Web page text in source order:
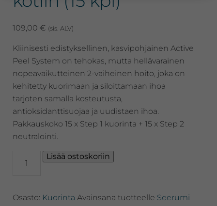
109,00 € (sis. ALV)
Kliinisesti edistyksellinen, kasvipohjainen Active
Peel System on tehokas, mutta hellävarainen
nopeavaikutteinen 2-vaiheinen hoito, joka on
kehitetty kuorimaan ja siloittamaan ihoa
tarjoten samalla kosteutusta,
antioksidanttisuojaa ja uudistaen ihoa.
Pakkauskoko 15 x Step 1 kuorinta + 15 x Step 2
neutralointi.
Clinical
System
Lisää ostoskoriin
Osasto: Kuorinta Avainsana tuotteelle Seerumi